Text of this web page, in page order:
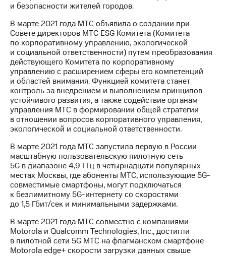
и безопасности жителей городов.
В марте 2021 года МТС объявила о создании при
Совете директоров МТС ESG Комитета (Комитета
по корпоративному управлению, экологической
и социальной ответственности) путем преобразования
действующего Комитета по корпоративному
управлению с расширением сферы его компетенций
и областей внимания. Функцией комитета станет
контроль за внедрением и выполнением принципов
устойчивого развития, а также содействие органам
управления МТС в формировании общей стратегии
в отношении вопросов корпоративного управления,
экологической и социальной ответственности.
В марте 2021 года МТС запустила первую в России
масштабную пользовательскую пилотную сеть
5G в диапазоне 4,9 ГГц в четырнадцати популярных
местах Москвы, где абоненты МТС, использующие 5G-
совместимые смартфоны, могут подключаться
к безлимитному 5G-интернету со скоростями
до 1,5 Гбит/cек и минимальными задержками.
В марте 2021 года МТС совместно с компаниями
Motorola и Qualcomm Technologies, Inc., достигли
в пилотной сети 5G МТС на флагманском смартфоне
Motorola edge+ скорости загрузки данных свыше